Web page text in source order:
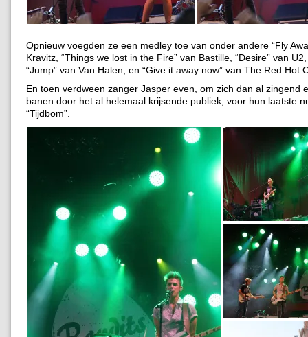
Opnieuw voegden ze een medley toe van onder andere “Fly
Kravitz, “Things we lost in the Fire” van Bastille, “Desire” van
“Jump” van Van Halen, en “Give it away now” van The Red Hot
En toen verdween zanger Jasper even, om zich dan al zingend
banen door het al helemaal krijsende publiek, voor hun laatste
“Tijdbom”.